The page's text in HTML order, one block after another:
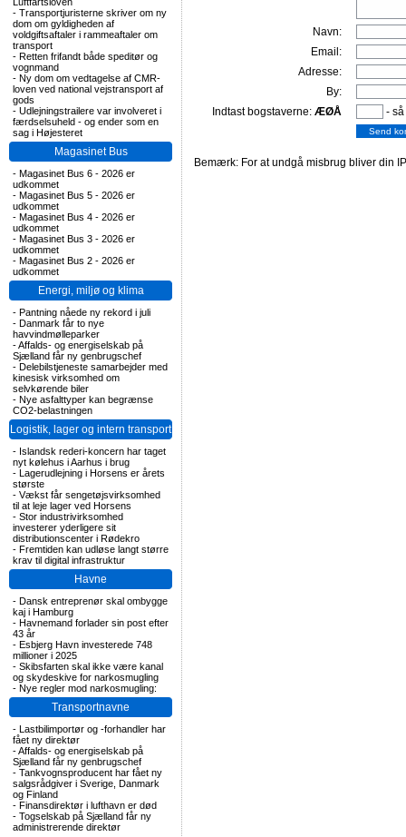
- Transportjuristerne skriver om ny
dom om gyldigheden af
voldgiftsaftaler i rammeaftaler om
transport
- Retten frifandt både speditør og
vognmand
- Ny dom om vedtagelse af CMR-
loven ved national vejstransport af
gods
- Udlejningstrailere var involveret i
færdselsuheld - og ender som en
sag i Højesteret
Magasinet Bus
- Magasinet Bus 6 - 2026 er
udkommet
- Magasinet Bus 5 - 2026 er
udkommet
- Magasinet Bus 4 - 2026 er
udkommet
- Magasinet Bus 3 - 2026 er
udkommet
- Magasinet Bus 2 - 2026 er
udkommet
Energi, miljø og klima
- Pantning nåede ny rekord i juli
- Danmark får to nye
havvindmølleparker
-Affalds- og energiselskab på
Sjælland får ny genbrugschef
- Delebilstjeneste samarbejder med
kinesisk virksomhed om
selvkørende biler
- Nye asfalttyper kan begrænse
CO2-belastningen
Logistik, lager og intern transport
- Islandsk rederi-koncern har taget
nyt kølehus i Aarhus i brug
- Lagerudlejning i Horsens er årets
største
- Vækst får sengetøjsvirksomhed
til at leje lager ved Horsens
- Stor industrivirksomhed
investerer yderligere sit
distributionscenter i Rødekro
- Fremtiden kan udløse langt større
krav til digital infrastruktur
Havne
- Dansk entreprenør skal ombygge
kaj i Hamburg
- Havnemand forlader sin post efter
43 år
- Esbjerg Havn investerede 748
millioner i 2025
- Skibsfarten skal ikke være kanal
og skydeskive for narkosmugling
- Nye regler mod narkosmugling:
Transportnavne
- Lastbilimportør og -forhandler har
fået ny direktør
-Affalds- og energiselskab på
Sjælland får ny genbrugschef
- Tankvognsproducent har fået ny
salgsrådgiver i Sverige, Danmark
og Finland
- Finansdirektør i lufthavn er død
- Togselskab på Sjælland får ny
administrerende direktør
Navn:
Email:
Adresse:
By:
Indtast bogstaverne: ÆØÅ -
Bemærk: For at undgå misbrug bliver din